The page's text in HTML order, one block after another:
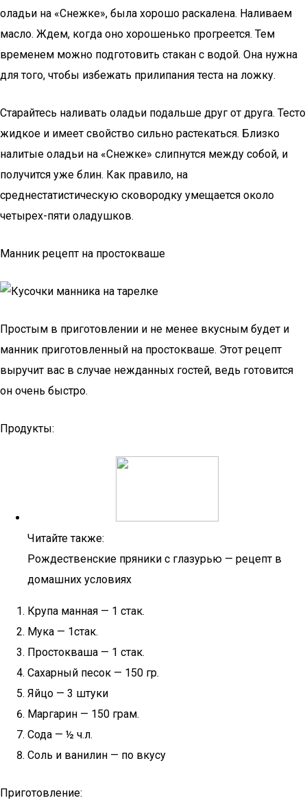
оладьи на «Снежке», была хорошо раскалена. Наливаем
масло. Ждем, когда оно хорошенько прогреется. Тем
временем можно подготовить стакан с водой. Она нужна
для того, чтобы избежать прилипания теста на ложку.
Старайтесь наливать оладьи подальше друг от друга. Тесто
жидкое и имеет свойство сильно растекаться. Близко
налитые оладьи на «Снежке» слипнутся между собой, и
получится уже блин. Как правило, на
среднестатистическую сковородку умещается около
четырех-пяти оладушков.
Манник рецепт на простокваше
Простым в приготовлении и не менее вкусным будет и
манник приготовленный на простокваше. Этот рецепт
выручит вас в случае нежданных гостей, ведь готовится
он очень быстро.
Продукты:
Читайте также:
Рождественские пряники с глазурью — рецепт в
домашних условиях
Крупа манная — 1 стак.
Мука — 1стак.
Простокваша — 1 стак.
Сахарный песок — 150 гр.
Яйцо — 3 штуки
Маргарин — 150 грам.
Сода — ½ ч.л.
Соль и ванилин — по вкусу
Приготовление: